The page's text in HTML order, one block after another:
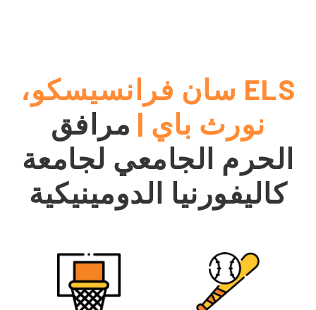
ELS سان فرانسيسكو،
نورث باي | مرافق
الحرم الجامعي لجامعة
كاليفورنيا الدومينيكية